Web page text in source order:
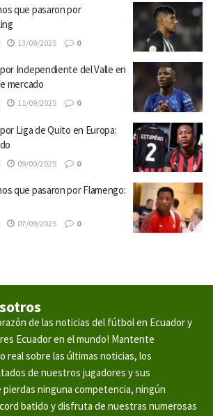
que pasaron por
13/09/2025 0
Independiente del Valle en
mercado
11/09/2025 0
Liga de Quito en Europa:
09/09/2025 0
que pasaron por Flamengo:
07/09/2025 0
de las noticias del fútbol en Ecuador y
Ecuador en el mundo! Mantente
real sobre las últimas noticias, los
de nuestros jugadores y sus
ninguna competencia, ningún
batido y disfruta de nuestras numerosas